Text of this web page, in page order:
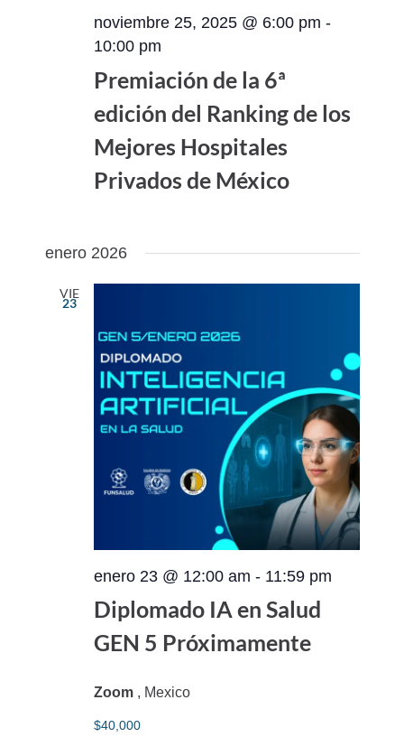
noviembre 25, 2025 @ 6:00 pm -
10:00 pm
Premiación de la 6ª
edición del Ranking de los
Mejores Hospitales
Privados de México
enero 2026
VIE
23
enero 23 @ 12:00 am - 11:59 pm
Diplomado IA en Salud
GEN 5 Próximamente
Zoom , Mexico
$40,000